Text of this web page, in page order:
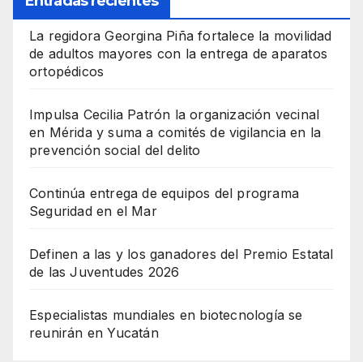
La regidora Georgina Piña fortalece la movilidad
de adultos mayores con la entrega de aparatos
ortopédicos
Impulsa Cecilia Patrón la organización vecinal
en Mérida y suma a comités de vigilancia en la
prevención social del delito
Continúa entrega de equipos del programa
Seguridad en el Mar
Definen a las y los ganadores del Premio Estatal
de las Juventudes 2026
Especialistas mundiales en biotecnología se
reunirán en Yucatán